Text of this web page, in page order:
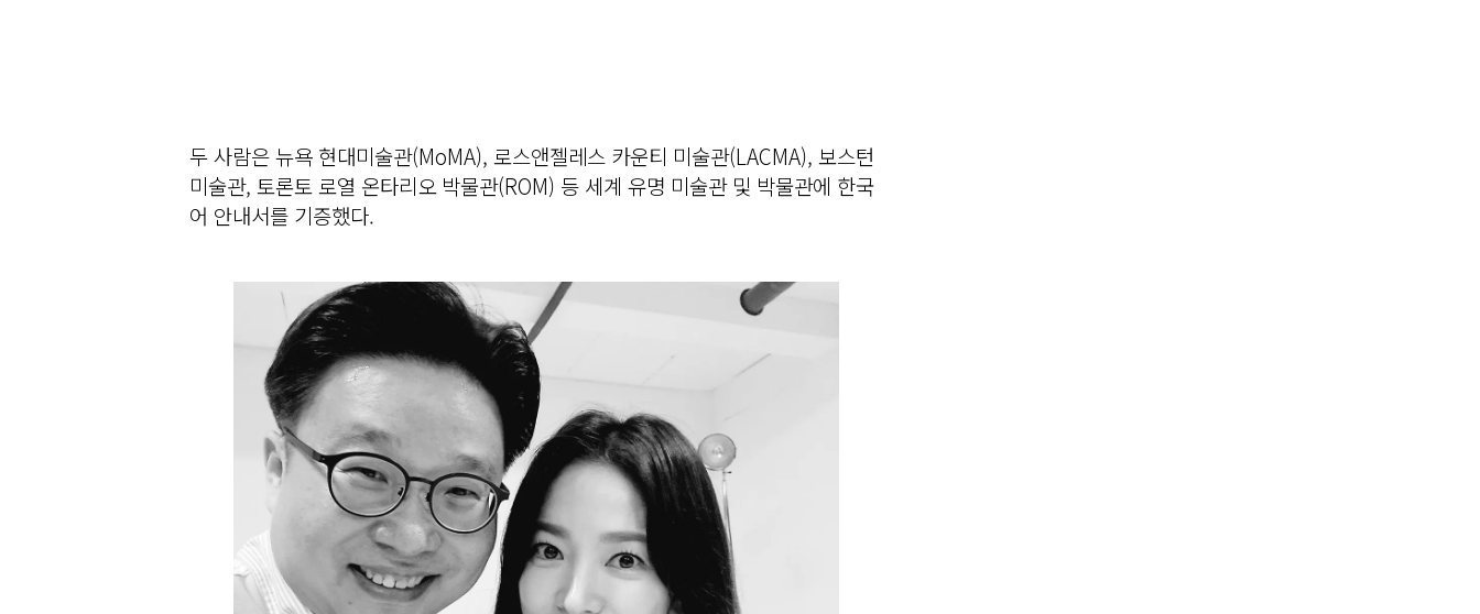
두 사람은 뉴욕 현대미술관(MoMA), 로스앤젤레스 카운티 미술관(LACMA), 보스턴
미술관, 토론토 로열 온타리오 박물관(ROM) 등 세계 유명 미술관 및 박물관에 한국
어 안내서를 기증했다.